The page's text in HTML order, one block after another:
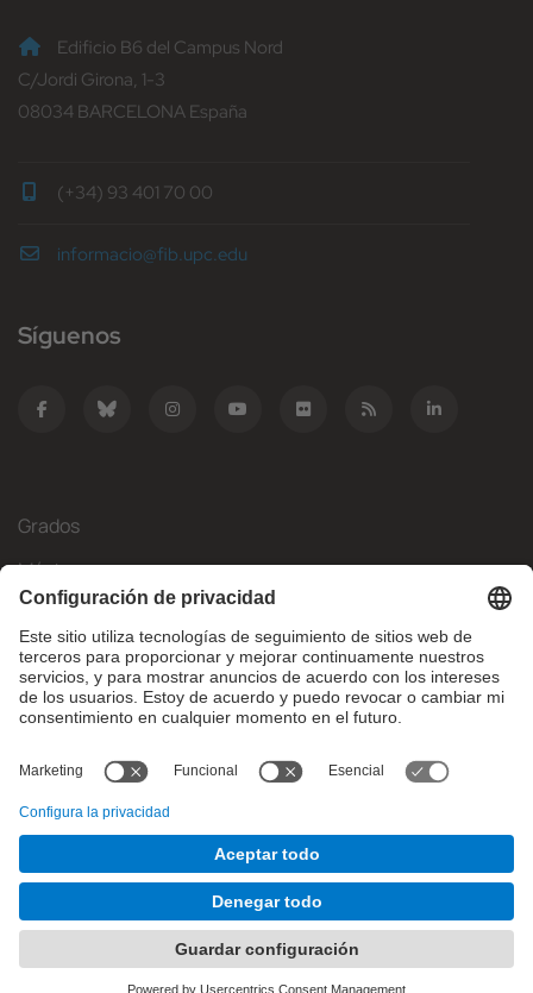
Edificio B6 del Campus Nord
C/Jordi Girona, 1-3
08034 BARCELONA España
(+34) 93 401 70 00
informacio@fib.upc.edu
Síguenos
Grados
Másteres
Movilidad Internacional
Investigación
Empresa
¿Qué necesitas?
© Facultat d'Informàtica de Barcelona - Universitat Politècnica
de Catalunya - BarcelonaTech